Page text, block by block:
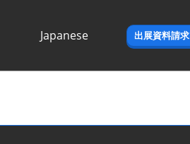
Japanese
出展資料請求